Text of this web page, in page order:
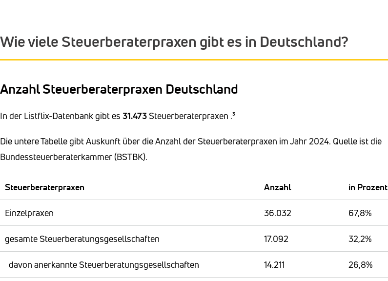
Wie viele Steuerberaterpraxen gibt es in Deutschland?
Anzahl Steuerberaterpraxen Deutschland
In der Listflix-Datenbank gibt es 31.473 Steuerberaterpraxen .³
Die untere Tabelle gibt Auskunft über die Anzahl der Steuerberaterpraxen im Jahr 2024. Quelle ist die
Bundessteuerberaterkammer (BSTBK).
Steuerberaterpraxen Anzahl in Prozent
Einzelpraxen 36.032 67,8%
gesamte Steuerberatungsgesellschaften 17.092 32,2%
davon anerkannte Steuerberatungsgesellschaften 14.211 26,8%